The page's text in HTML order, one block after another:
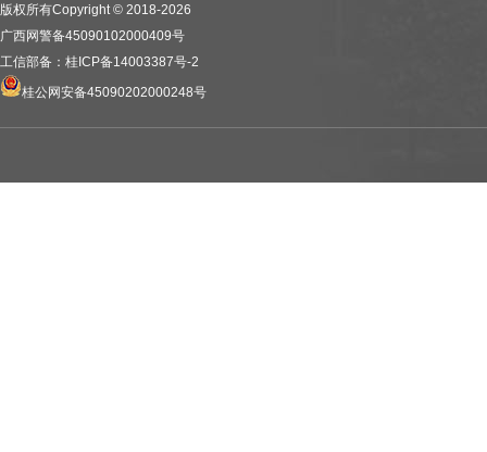
版权所有Copyright © 2018-2026
广西网警备45090102000409号
工信部备：桂ICP备14003387号-2
桂公网安备45090202000248号